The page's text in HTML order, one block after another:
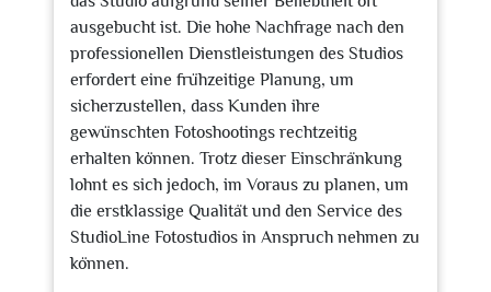
ausgebucht ist. Die hohe Nachfrage nach den
professionellen Dienstleistungen des Studios
erfordert eine frühzeitige Planung, um
sicherzustellen, dass Kunden ihre
gewünschten Fotoshootings rechtzeitig
erhalten können. Trotz dieser Einschränkung
lohnt es sich jedoch, im Voraus zu planen, um
die erstklassige Qualität und den Service des
StudioLine Fotostudios in Anspruch nehmen zu
können.